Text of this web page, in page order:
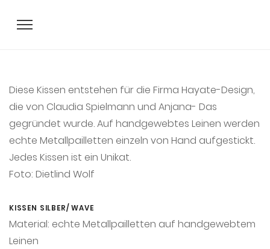
Diese Kissen entstehen für die Firma Hayate-Design,
die von Claudia Spielmann und Anjana- Das
gegründet wurde. Auf handgewebtes Leinen werden
echte Metallpailletten einzeln von Hand aufgestickt.
Jedes Kissen ist ein Unikat.
Foto: Dietlind Wolf
KISSEN SILBER/ WAVE
Material: echte Metallpailletten auf handgewebtem
Leinen